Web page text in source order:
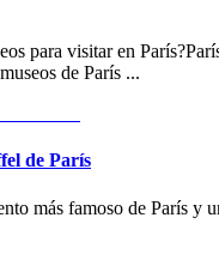
para visitar en
de París ...
de París
más famoso de París y